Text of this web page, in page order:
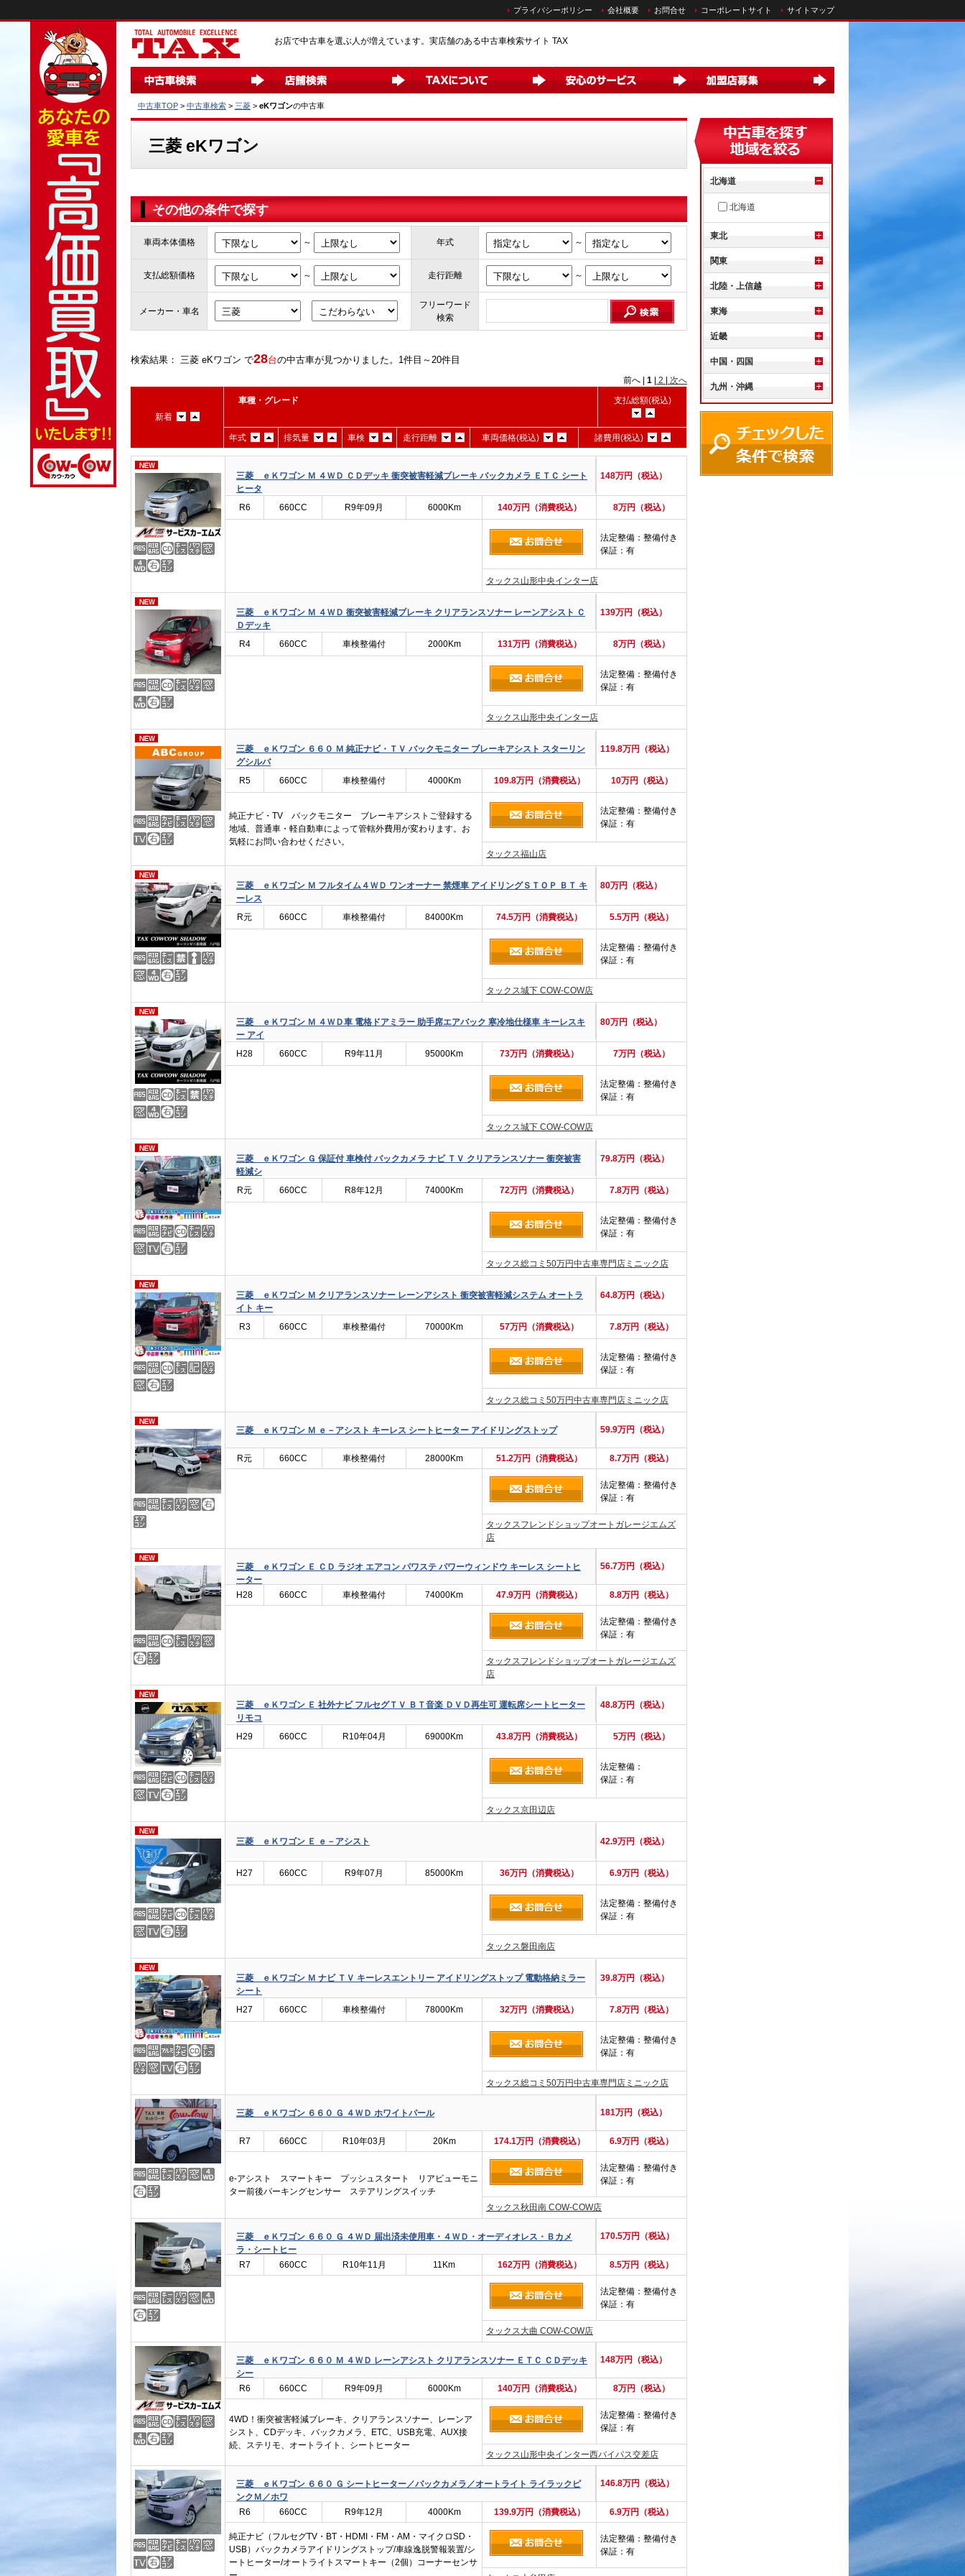
プライバシーポリシー 会社概要 お問合せ コーポレートサイト サイトマップ
お店で中古車を選ぶ人が増えています。実店舗のある中古車検索サイト TAX
中古車TOP> 中古車検索> 三菱> eKワゴンの中古車
三菱 eKワゴン
その他の条件で探す
車両本体価格 ～ 年式 ～
支払総額価格 ～ 走行距離 ～
メーカー・車名
フリーワード
検索
検索結果： 三菱 eKワゴン で28台の中古車が見つかりました。1件目～20件目
前へ | 1 2 次へ
新着
車種・グレード 支払総額(税込)
年式 排気量 車検 走行距離 車両価格(税込) 諸費用(税込)
三菱 ｅＫワゴン Ｍ ４ＷＤ ＣＤデッキ 衝突被害軽減ブレーキ バックカメラ ＥＴＣ シート
ヒータ
148万円（税込）
R6 660CC R9年09月 6000Km 140万円（消費税込） 8万円（税込）
法定整備 ：整備付き
保証 ：有
タックス山形中央インター店
三菱 ｅＫワゴン Ｍ ４ＷＤ 衝突被害軽減ブレーキ クリアランスソナー レーンアシスト Ｃ
Ｄデッキ
139万円（税込）
R4 660CC 車検整備付 2000Km 131万円（消費税込） 8万円（税込）
法定整備 ：整備付き
保証 ：有
タックス山形中央インター店
三菱 ｅＫワゴン ６６０ Ｍ 純正ナビ・ＴＶ バックモニター ブレーキアシスト スターリン
グシルバ
119.8万円（税込）
R5 660CC 車検整備付 4000Km 109.8万円（消費税込） 10万円（税込）
純正ナビ・TV バックモニター ブレーキアシストご登録する
地域、普通車・軽自動車によって管轄外費用が変わります。お
気軽にお問い合わせください。
法定整備 ：整備付き
保証 ：有
タックス福山店
三菱 ｅＫワゴン Ｍ フルタイム４ＷＤ ワンオーナー 禁煙車 アイドリングＳＴＯＰ ＢＴ キ
ーレス
80万円（税込）
R元 660CC 車検整備付 84000Km 74.5万円（消費税込） 5.5万円（税込）
法定整備 ：整備付き
保証 ：有
タックス城下 COW-COW店
三菱 ｅＫワゴン Ｍ ４ＷＤ車 電格ドアミラー 助手席エアバック 寒冷地仕様車 キーレスキ
ー アイ
80万円（税込）
H28 660CC R9年11月 95000Km 73万円（消費税込） 7万円（税込）
法定整備 ：整備付き
保証 ：有
タックス城下 COW-COW店
三菱 ｅＫワゴン Ｇ 保証付 車検付 バックカメラ ナビ ＴＶ クリアランスソナー 衝突被害
軽減シ
79.8万円（税込）
R元 660CC R8年12月 74000Km 72万円（消費税込） 7.8万円（税込）
法定整備 ：整備付き
保証 ：有
タックス総コミ50万円中古車専門店ミニック店
三菱 ｅＫワゴン Ｍ クリアランスソナー レーンアシスト 衝突被害軽減システム オートラ
イト キー
64.8万円（税込）
R3 660CC 車検整備付 70000Km 57万円（消費税込） 7.8万円（税込）
法定整備 ：整備付き
保証 ：有
タックス総コミ50万円中古車専門店ミニック店
三菱 ｅＫワゴン Ｍ ｅ－アシスト キーレス シートヒーター アイドリングストップ 59.9万円（税込）
R元 660CC 車検整備付 28000Km 51.2万円（消費税込） 8.7万円（税込）
法定整備 ：整備付き
保証 ：有
タックスフレンドショップオートガレージエムズ
店
三菱 ｅＫワゴン Ｅ ＣＤ ラジオ エアコン パワステ パワーウィンドウ キーレス シートヒ
ーター
56.7万円（税込）
H28 660CC 車検整備付 74000Km 47.9万円（消費税込） 8.8万円（税込）
法定整備 ：整備付き
保証 ：有
タックスフレンドショップオートガレージエムズ
店
三菱 ｅＫワゴン Ｅ 社外ナビ フルセグＴＶ ＢＴ音楽 ＤＶＤ再生可 運転席シートヒーター
リモコ
48.8万円（税込）
H29 660CC R10年04月 69000Km 43.8万円（消費税込） 5万円（税込）
法定整備 ：
保証 ：有
タックス京田辺店
三菱 ｅＫワゴン Ｅ ｅ－アシスト 42.9万円（税込）
H27 660CC R9年07月 85000Km 36万円（消費税込） 6.9万円（税込）
法定整備 ：整備付き
保証 ：有
タックス磐田南店
三菱 ｅＫワゴン Ｍ ナビ ＴＶ キーレスエントリー アイドリングストップ 電動格納ミラー
シート
39.8万円（税込）
H27 660CC 車検整備付 78000Km 32万円（消費税込） 7.8万円（税込）
法定整備 ：整備付き
保証 ：有
タックス総コミ50万円中古車専門店ミニック店
三菱 ｅＫワゴン ６６０ Ｇ ４ＷＤ ホワイトパール 181万円（税込）
R7 660CC R10年03月 20Km 174.1万円（消費税込） 6.9万円（税込）
e-アシスト スマートキー プッシュスタート リアビューモニ
ター前後パーキングセンサー ステアリングスイッチ
法定整備 ：整備付き
保証 ：有
タックス秋田南 COW-COW店
三菱 ｅＫワゴン ６６０ Ｇ ４ＷＤ 届出済未使用車・４ＷＤ・オーディオレス・Ｂカメ
ラ・シートヒー
170.5万円（税込）
R7 660CC R10年11月 11Km 162万円（消費税込） 8.5万円（税込）
法定整備 ：整備付き
保証 ：有
タックス大曲 COW-COW店
三菱 ｅＫワゴン ６６０ Ｍ ４ＷＤ レーンアシスト クリアランスソナー ＥＴＣ ＣＤデッキ
シー
148万円（税込）
R6 660CC R9年09月 6000Km 140万円（消費税込） 8万円（税込）
4WD！衝突被害軽減ブレーキ、クリアランスソナー、レーンア
シスト、CDデッキ、バックカメラ、ETC、USB充電、AUX接
続、ステリモ、オートライト、シートヒーター
法定整備 ：整備付き
保証 ：有
タックス山形中央インター西バイパス交差店
三菱 ｅＫワゴン ６６０ Ｇ シートヒーター／バックカメラ／オートライト ライラックピ
ンクＭ／ホワ
146.8万円（税込）
R6 660CC R9年12月 4000Km 139.9万円（消費税込） 6.9万円（税込）
純正ナビ（フルセグTV・BT・HDMI・FM・AM・マイクロSD・
USB）バックカメラアイドリングストップ/車線逸脱警報装置/シ
ートヒーター/オートライトスマートキー（2個）コーナーセンサ
法定整備 ：整備付き
保証 ：有
北海道
北海道
東北
関東
北陸・上信越
東海
近畿
中国・四国
九州・沖縄